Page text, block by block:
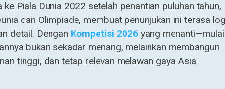
Piala Dunia 2022 setelah penantian puluhan tahun,
dan Olimpiade, membuat penunjukan ini terasa
detail. Dengan Kompetisi 2026 yang menanti—mulai
bukan sekadar menang, melainkan membangun
tinggi, dan tetap relevan melawan gaya Asia